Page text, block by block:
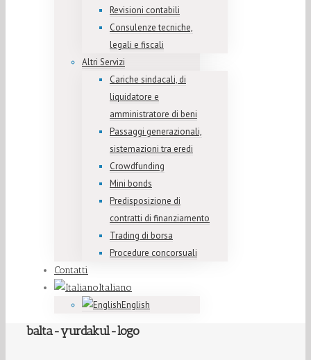
Revisioni contabili
Consulenze tecniche,
legali e fiscali
Altri Servizi
Cariche sindacali, di
liquidatore e
amministratore di beni
Passaggi generazionali,
sistemazioni tra eredi
Crowdfunding
Mini bonds
Predisposizione di
contratti di finanziamento
Trading di borsa
Procedure concorsuali
Contatti
Italiano
English
balta-yurdakul-logo